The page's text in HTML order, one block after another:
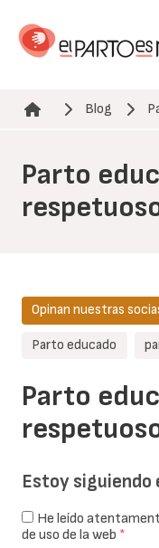
contenido
Ruta de navegación
Blog
Parto
Parto
Opinan nuestras
Parto educado
Estoy siguiendo
He leído
de uso de la web *